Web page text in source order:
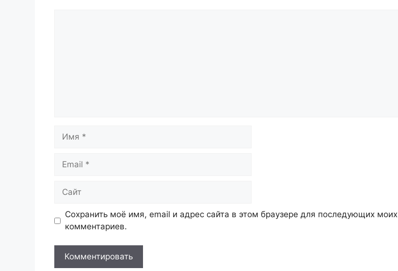
Имя
Email
Сайт
Сохранить моё имя, email и адрес сайта в этом браузере для последующих моих
комментариев.